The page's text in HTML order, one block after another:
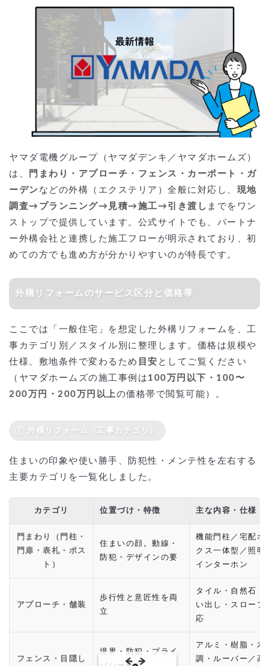
ヤマダ電機の外構リフォームの口コミと人気ランキン
ヤマダ電機の外構リフォーム 口コミ人気ランキング
ヤマダ電機の外構リフォームはどこに頼むべきか？
ヤマダ電機（店舗・グループ窓口）に依頼する場合
外構専門業者・リフォーム会社に依頼する場合
補助金や助成制度を活用するとお得に
補助金を活用した場合の費用シミュレーション（例）
ヤマダ電機の外構リフォームより安価で依頼するに
は？
ヤマダ電機グループ（ヤマダデンキ／ヤマダホームズ）
は、
門まわり・アプローチ・フェンス・カーポート・ガ
ーデン などの外構（エクステリア）全般に対応し、 現地
調査→プランニング→見積→施工→引き渡し までをワン
ストップで提供しています。公式サイトでも、パートナ
ー外構会社と連携した施工フローが明示されており、初
めての方でも進め方が分かりやすいのが特長です。
外構リフォームのサービス区分と価格帯
ここでは「一般住宅」を想定した外構リフォームを、工
事カテゴリ別／スタイル別に整理します。価格は規模や
仕様、敷地条件で変わるため 目安 としてご覧ください
（ヤマダホームズの施工事例は 100万円以下・100〜
200万円・200万円以上 の価格帯で閲覧可能）。
① 外構リフォーム（工事カテゴリ）
住まいの印象や使い勝手、防犯性・メンテ性を左右する
主要カテゴリを一覧化しました。
カテゴリ 位置づけ・特徴 主な内容・仕様
門まわり（門柱・
門扉・表札・ポス
ト）
住まいの顔。動線・
防犯・デザインの要
機能門柱／宅配ボ
クス一体型／照明
インターホン
アプローチ・舗装
歩行性と意匠性を両
立
タイル・自然石・
い出し・スロープ
応
フェンス・目隠し
境界・防犯・プライ
アルミ・樹脂・木
調・ルーバー／高